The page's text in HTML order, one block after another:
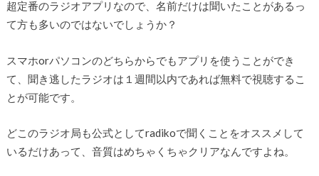
超定番のラジオアプリなので、名前だけは聞いたことがあるっ
て方も多いのではないでしょうか？
スマホorパソコンのどちらからでもアプリを使うことができ
て、聞き逃したラジオは１週間以内であれば無料で視聴するこ
とが可能です。
どこのラジオ局も公式としてradikoで聞くことをオススメして
いるだけあって、音質はめちゃくちゃクリアなんですよね。